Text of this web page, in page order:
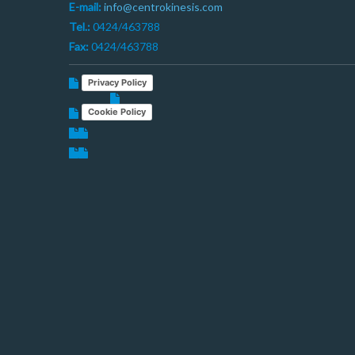
E-mail: info@centrokinesis.com
Tel.: 0424/463788
Fax: 0424/463788
Privacy Policy
Cookie Policy